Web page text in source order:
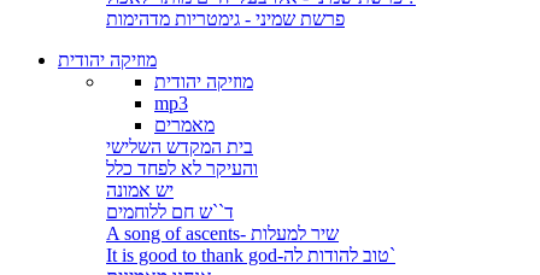
פרשת שמיני - גימטריות מדהימות
מוזיקה יהודית
מוזיקה יהודית
mp3
מאמרים
בית המקדש השלישי
והעיקר לא לפחד כלל
יש אמונה
ד``ש חם ללוחמים
A song of ascents- שיר למעלות
It is good to thank god-טוב להודות לה`